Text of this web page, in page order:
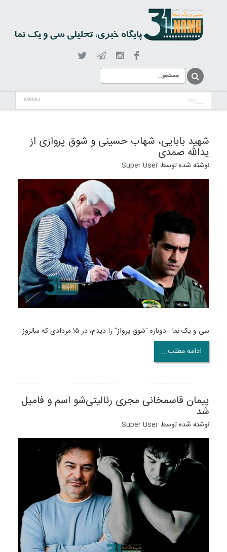
MENU
شهید بابایی، شهاب حسینی و شوق پروازی از
یدالله صمدی
نوشته شده توسط Super User
سی و یک نما - دوباره "شوق پرواز" را دیدم، در ۱۵ مردادی که سالروز…
ادامه مطلب...
پیمان قاسمخانی مجری رئالیتی‌شو اسم و فامیل
شد
نوشته شده توسط Super User